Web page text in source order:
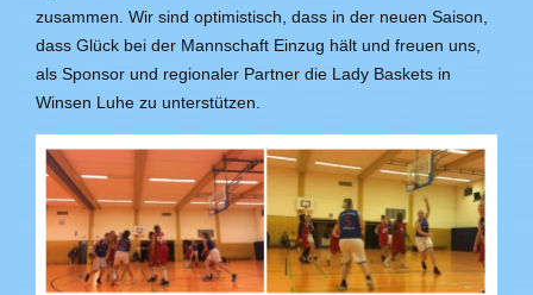
zusammen. Wir sind optimistisch, dass in der neuen Saison,
dass Glück bei der Mannschaft Einzug hält und freuen uns,
als Sponsor und regionaler Partner die Lady Baskets in
Winsen Luhe zu unterstützen.